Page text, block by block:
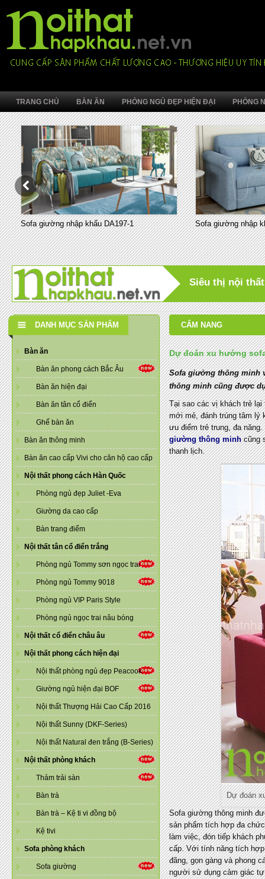
TRANG CHỦ BÀN ĂN PHÒNG NGỦ ĐẸP HIỆN ĐẠI PHÒNG
Sofa giường nhập khẩu DA197-1 Sofa giường nhập
Siêu thị nội
DANH MỤC SẢN PHẨM
Bàn ăn
Bàn ăn phong cách Bắc Âu
Bàn ăn hiện đại
Bàn ăn tân cổ điển
Ghế bàn ăn
Bàn ăn thông minh
Bàn ăn cao cấp Vivi cho căn hộ cao cấp
Nội thất phong cách Hàn Quốc
Phòng ngủ đẹp Juliet -Eva
Giường da cao cấp
Bàn trang điểm
Nội thất tân cổ điển trắng
Phòng ngủ Tommy sơn ngọc trai
Phòng ngủ Tommy 9018
Phòng ngủ VIP Paris Style
Phòng ngủ ngọc trai nâu bóng
Nội thất cổ điển châu âu
Nội thất phong cách hiện đại
Nội thất phòng ngủ đẹp Peacook
Giường ngủ hiện đại BOF
Nội thất Thượng Hải Cao Cấp 2016
Nội thất Sunny (DKF-Series)
Nội thất Natural đen trắng (B-Series)
Nội thất phòng khách
Thảm trải sàn
Bàn trà
Bàn trà – Kệ ti vi đồng bộ
Kệ tivi
Sofa phòng khách
Sofa giường
CẨM NANG
Dự đoán xu hướng
Sofa giường thông minh
thông minh cũng được
Tại sao các vị khách trẻ
mới mẻ, đánh trúng tâm lý
ưu điểm trẻ trung, đa
giường thông minhcũng
thanh lịch.
Dự đoán
Sofa giường thông minh
sản phẩm tích hợp đa
làm việc, đón tiếp khách
cấp. Với tính năng tích
đãng, gọn gàng và phong
người sử dụng cảm giác